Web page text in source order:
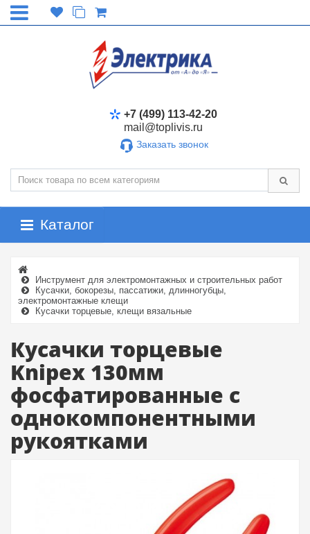
+7 (499) 113-42-20
mail@toplivis.ru
Заказать звонок
Каталог
Инструмент для электромонтажных и строительных работ
Кусачки, бокорезы, пассатижи, длинногубцы,
электромонтажные клещи
Кусачки торцевые, клещи вязальные
Кусачки торцевые
Knipex 130мм
фосфатированные с
однокомпонентными
рукоятками